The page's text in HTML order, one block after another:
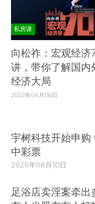
私房课
向松祚：宏观经济
讲，带你了解国内
经济大局
2022年04月06日
宇树科技开始申购
中彩票
2026年08月10日
足浴店卖淫案牵出